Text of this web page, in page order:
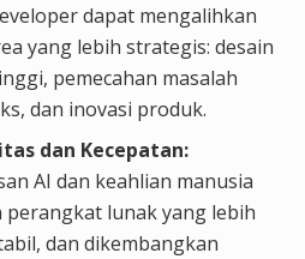
dapat mengalihkan
yang lebih strategis: desain
pemecahan masalah
dan inovasi produk.
dan Kecepatan:
AI dan keahlian manusia
perangkat lunak yang lebih
dan dikembangkan